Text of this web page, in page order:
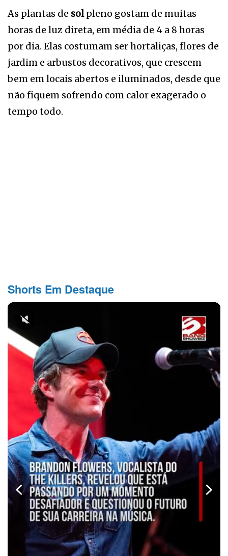
As plantas de solpleno gostam de muitas
horas de luz direta, em média de 4 a 8 horas
por dia. Elas costumam ser hortaliças, flores de
jardim e arbustos decorativos, que crescem
bem em locais abertos e iluminados, desde que
não fiquem sofrendo com calor exagerado o
tempo todo.
Shorts Em Destaque